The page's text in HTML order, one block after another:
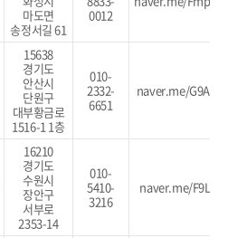
마도면
송정서길 61
0012
15638
경기도
안산시
단원구
대부황금로
1516-1 1층
010-
2332-
6651
naver.me/
16210
경기도
수원시
장안구
서부로
2353-14
010-
5410-
3216
naver.me/